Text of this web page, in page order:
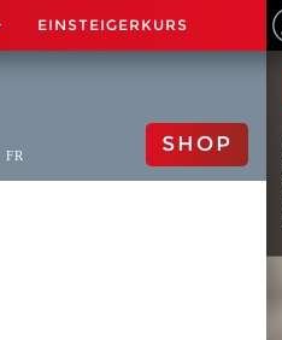
EINSTEIGERKURS
FR SHOP